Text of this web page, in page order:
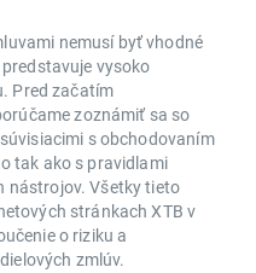
nemusí byť vhodné
vysoko
Pred začatím
zoznámiť sa so
s obchodovaním
tak ako s pravidlami
nástrojov. Všetky tieto
stránkach XTB v
o riziku a
zmlúv.